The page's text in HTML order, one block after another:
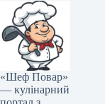
«Шеф Повар»
— кулінарний